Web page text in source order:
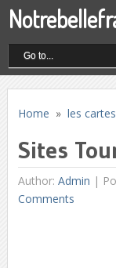
Home » les
Sites
Author: Admin |
Comments